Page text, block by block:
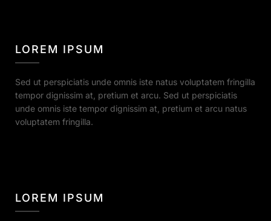
LOREM IPSUM
Sed ut perspiciatis unde omnis iste natus voluptatem fringilla
tempor dignissim at, pretium et arcu. Sed ut perspiciatis
unde omnis iste tempor dignissim at, pretium et arcu natus
voluptatem fringilla.
LOREM IPSUM